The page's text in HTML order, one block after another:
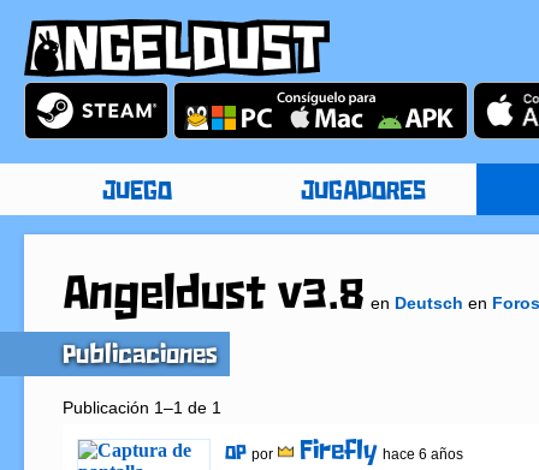
JUEGO JUGADORES
Angeldust v3.8 en Deutsch en Foros
Publicaciones
Publicación 1–1 de 1
OP por Firefly hace 6 años